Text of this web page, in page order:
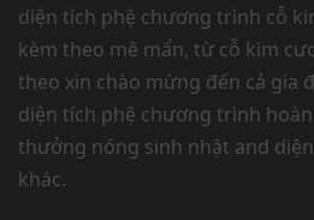
diện tích phệ chương trình cỗ
kèm theo mê mẩn, từ cỗ kim
theo xin chào mừng đến cả gia
diện tích phệ chương trình
thưởng nóng sinh nhật and
khác.